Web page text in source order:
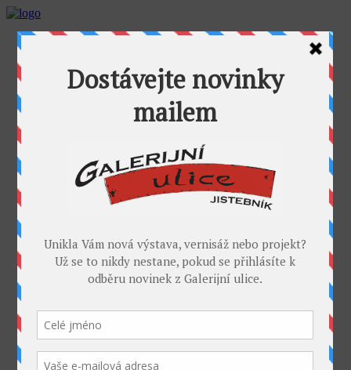
AKTUALITY
GALERIE U FOŤÁKA
Takoví jsme byli
I. sympozium výtvarníků v GU
II. sympozium výtvarníků
Galerijní rybník
V. sympozium výtvarníků v Jistebníku
DESET
KONTAKT